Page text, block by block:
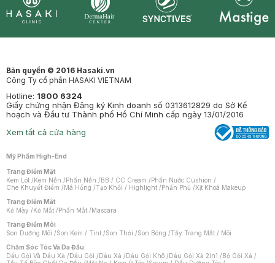
Bản quyền © 2016 Hasaki.vn
Công Ty cổ phần HASAKI VIETNAM
Hotline: 1800 6324
Giấy chứng nhận Đăng ký Kinh doanh số 0313612829 do Sở Kế
hoạch và Đầu tư Thành phố Hồ Chí Minh cấp ngày 13/01/2016
Xem tất cả cửa hàng
Mỹ Phẩm High-End
Trang Điểm Mặt
Kem Lót /Kem Nền /Phấn Nền /BB / CC Cream /Phấn Nước Cushion /
Che Khuyết Điểm /Má Hồng /Tạo Khối / Highlight /Phấn Phủ /Xịt Khoá Makeup
Trang Điểm Mắt
Kẻ Mày /Kẻ Mắt /Phấn Mắt /Mascara
Trang Điểm Môi
Son Dưỡng Môi /Son Kem / Tint /Son Thỏi /Son Bóng /Tẩy Trang Mắt / Môi
Chăm Sóc Tóc Và Da Đầu
Dầu Gội Và Dầu Xả /Dầu Gội /Dầu Xả /Dầu Gội Khô /Dầu Gội Xả 2in1 /Bộ Gội Xả /